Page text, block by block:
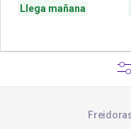
Llega mañana